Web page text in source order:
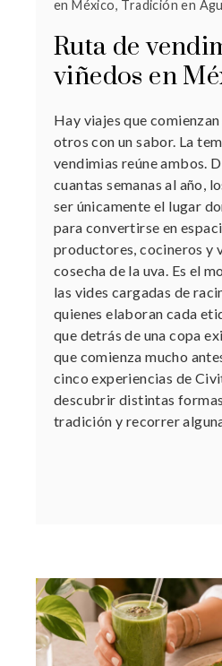
en México, Tradición en
Ruta de
viñedos en
Hay viajes que
otros con un sabor. La
vendimias reúne ambos.
cuantas semanas al año,
ser únicamente el lugar
para convertirse en
productores, cocineros y
cosecha de la uva. Es el
las vides cargadas de
quienes elaboran cada
que detrás de una copa
que comienza mucho
cinco experiencias de
descubrir distintas
tradición y recorrer